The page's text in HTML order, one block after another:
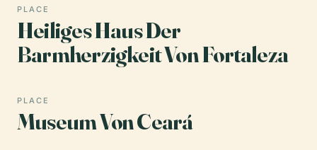
PLACE
Heiliges Haus Der
Barmherzigkeit Von Fortaleza
PLACE
Museum Von Ceará